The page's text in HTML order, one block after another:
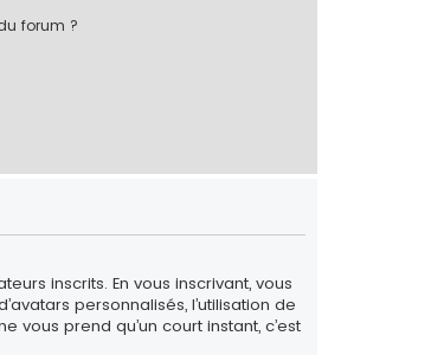
forum ?
inscrits. En vous inscrivant, vous
personnalisés, l’utilisation de
vous prend qu’un court instant, c’est